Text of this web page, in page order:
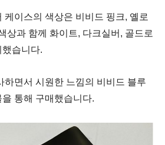
케이스의 색상은 비비드 핑크, 옐로
상과 함께 화이트, 다크실버, 골드로
습니다.
하면서 시원한 느낌의 비비드 블루
통해 구매했습니다.